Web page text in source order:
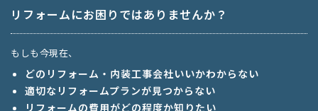
リフォームにお困りではありませんか？
もしも今現在、
どのリフォーム・内装工事会社いいかわからない
適切なリフォームプランが見つからない
リフォームの費用がどの程度か知りたい